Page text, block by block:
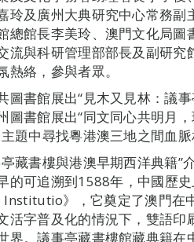
玲及廣州大典研究中心常務
總館長李美玲、澳門文化局圖
流與科研管理部部長及副研
熱絡，參與者眾。
圖書館展出“見木又見林：議
圖書館展出“同文同心共明月
題中尋找粵港澳三地之間血脈
藏書樓與港澳早期西洋典籍”
的可追溯到1588年，中國歷
Institutio》，它奠定了澳門在
活字普及化的情況下，雙語
界。議事亭藏書樓館藏典籍